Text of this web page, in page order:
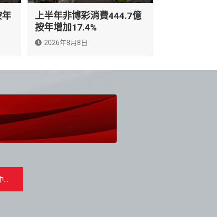
上半年非博彩消費444.7億
按年增加17.4%
2026年8月8日